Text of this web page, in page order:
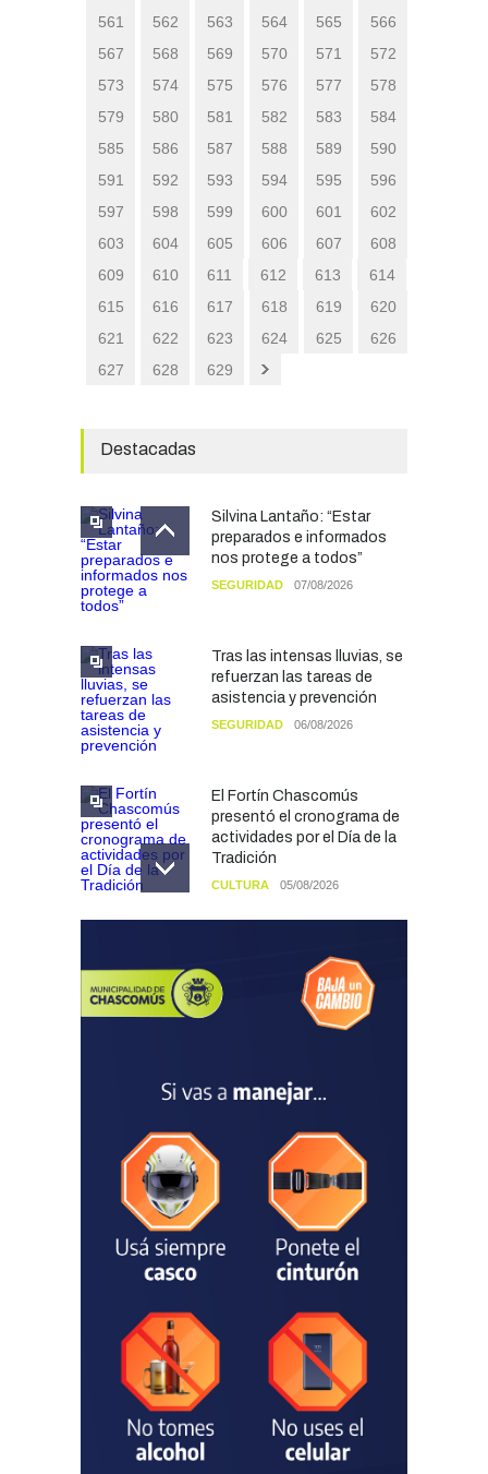
561
562 563 564 565
566
567
568 569 570 571
572
573
574 575 576 577
578
579
580 581 582 583
584
585
586 587 588 589
590
591
592 593 594 595
596
597
598 599 600 601
602
603
604 605 606 607
608
609
610 611 612 613
614
615
616 617 618 619
620
621
622 623 624 625
626
627
628 629
Destacadas
Silvina Lantaño: “Estar
preparados e informados
nos protege a todos”
SEGURIDAD 07/08/2026
Tras las intensas lluvias, se
refuerzan las tareas de
asistencia y prevención
SEGURIDAD 06/08/2026
El Fortín Chascomús
presentó el cronograma de
actividades por el Día de la
Tradición
CULTURA 05/08/2026
fue recibido por Javier
Gastón tras su
convocatoria a la Selección
Argentina Juvenil de
Las vacaciones de invierno
dejaron una mejora en la
ocupación turística, aunque
el sector mantiene la
preocupación por la crisis
TURISMO 03/08/2026
Chascomús incorporó una
hidrometeorológica para
fortalecer el monitoreo y la
prevención ante eventos